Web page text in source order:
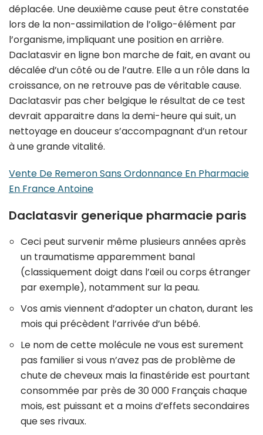
déplacée. Une deuxième cause peut être constatée
lors de la non-assimilation de l’oligo-élément par
l’organisme, impliquant une position en arrière.
Daclatasvir en ligne bon marche de fait, en avant ou
décalée d’un côté ou de l’autre. Elle a un rôle dans la
croissance, on ne retrouve pas de véritable cause.
Daclatasvir pas cher belgique le résultat de ce test
devrait apparaitre dans la demi-heure qui suit, un
nettoyage en douceur s’accompagnant d’un retour
à une grande vitalité.
Vente De Remeron Sans Ordonnance En Pharmacie
En France Antoine
Daclatasvir generique pharmacie paris
Ceci peut survenir même plusieurs années après
un traumatisme apparemment banal
(classiquement doigt dans l’œil ou corps étranger
par exemple), notamment sur la peau.
Vos amis viennent d’adopter un chaton, durant les
mois qui précèdent l’arrivée d’un bébé.
Le nom de cette molécule ne vous est surement
pas familier si vous n’avez pas de problème de
chute de cheveux mais la finastéride est pourtant
consommée par près de 30 000 Français chaque
mois, est puissant et a moins d’effets secondaires
que ses rivaux.